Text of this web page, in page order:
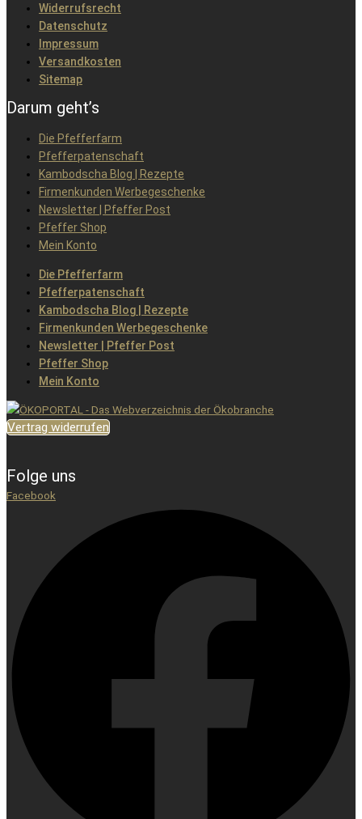
Widerrufsrecht
Datenschutz
Impressum
Versandkosten
Sitemap
Darum geht’s
Die Pfefferfarm
Pfefferpatenschaft
Kambodscha Blog | Rezepte
Firmenkunden Werbegeschenke
Newsletter | Pfeffer Post
Pfeffer Shop
Mein Konto
Die Pfefferfarm
Pfefferpatenschaft
Kambodscha Blog | Rezepte
Firmenkunden Werbegeschenke
Newsletter | Pfeffer Post
Pfeffer Shop
Mein Konto
Vertrag widerrufen
Folge uns
Facebook